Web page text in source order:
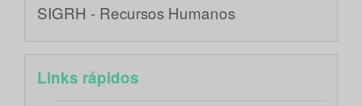
SIGRH - Recursos Humanos
Links rápidos